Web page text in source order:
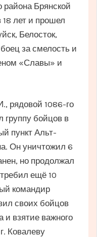
района Брянской
лет и прошел
Белосток,
за смелость и
«Славы» и
рядовой 1086-го
группу бойцов в
пункт Альт-
Он уничтожил 6
но продолжал
ещё 10
командир
своих бойцов
и взятие важного
Ковалеву